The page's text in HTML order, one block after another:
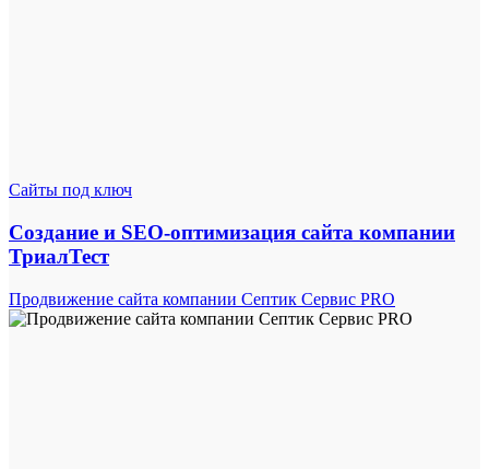
Сайты под ключ
Создание и SEO-оптимизация сайта компании
ТриалТест
Продвижение сайта компании Септик Сервис PRO